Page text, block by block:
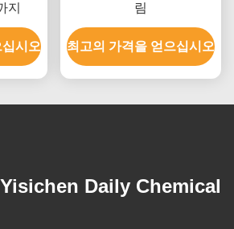
지
시오
림
최고의 가격을 얻으십시오
Daily Chemical